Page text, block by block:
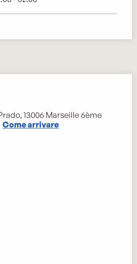
13006 Marseille 6ème
Come arrivare